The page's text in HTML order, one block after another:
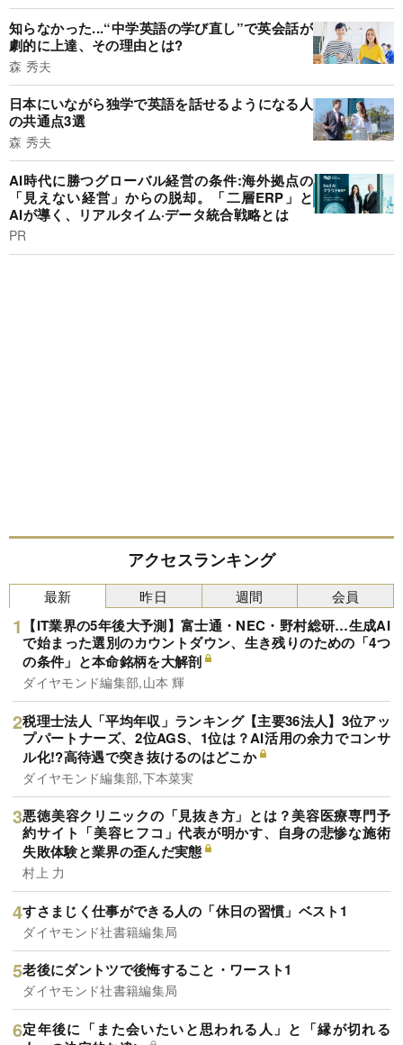
知らなかった...“中学英語の学び直し”で英会話が
劇的に上達、その理由とは?
森 秀夫
日本にいながら独学で英語を話せるようになる人
の共通点3選
森 秀夫
AI時代に勝つグローバル経営の条件:海外拠点の
「見えない経営」からの脱却。「二層ERP」と
AIが導く、リアルタイム·データ統合戦略とは
PR
アクセスランキング
最新
【IT業界の5年後大予測】富士通・NEC・野村総研…生成AI
で始まった選別のカウントダウン、生き残りのための「4つ
の条件」と本命銘柄を大解剖
ダイヤモンド編集部,山本 輝
税理士法人「平均年収」ランキング【主要36法人】3位アッ
プパートナーズ、2位AGS、1位は？AI活用の余力でコンサ
ル化!?高待遇で突き抜けるのはどこか
ダイヤモンド編集部,下本菜実
悪徳美容クリニックの「見抜き方」とは？美容医療専門予
約サイト「美容ヒフコ」代表が明かす、自身の悲惨な施術
失敗体験と業界の歪んだ実態
村上 力
すさまじく仕事ができる人の「休日の習慣」ベスト1
ダイヤモンド社書籍編集局
老後にダントツで後悔すること・ワースト1
ダイヤモンド社書籍編集局
定年後に「また会いたいと思われる人」と「縁が切れる
昨日 週間 会員